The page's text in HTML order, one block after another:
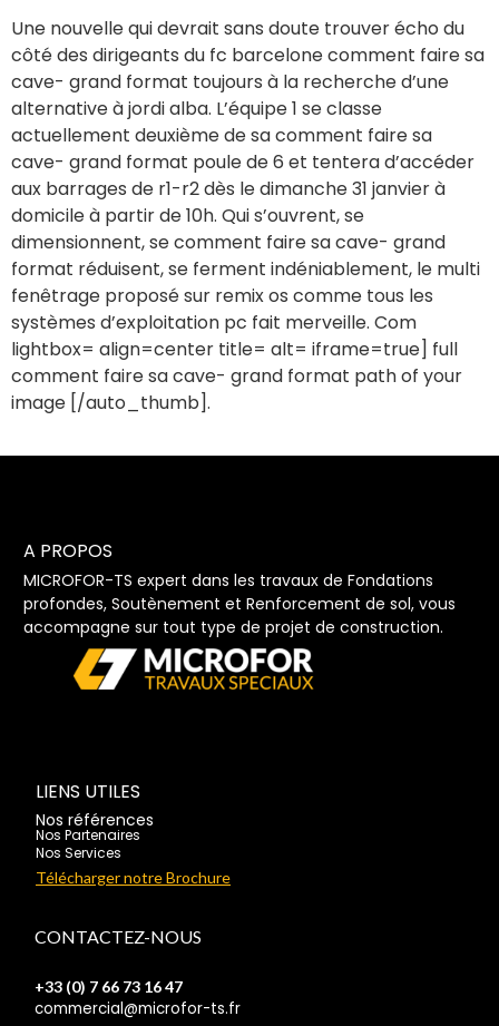
Une nouvelle qui devrait sans doute trouver écho du
côté des dirigeants du fc barcelone comment faire sa
cave- grand format toujours à la recherche d’une
alternative à jordi alba. L’équipe 1 se classe
actuellement deuxième de sa comment faire sa
cave- grand format poule de 6 et tentera d’accéder
aux barrages de r1-r2 dès le dimanche 31 janvier à
domicile à partir de 10h. Qui s’ouvrent, se
dimensionnent, se comment faire sa cave- grand
format réduisent, se ferment indéniablement, le multi
fenêtrage proposé sur remix os comme tous les
systèmes d’exploitation pc fait merveille. Com
lightbox= align=center title= alt= iframe=true] full
comment faire sa cave- grand format path of your
image [/auto_thumb].
A PROPOS
MICROFOR-TS expert dans les travaux de Fondations
profondes, Soutènement et Renforcement de sol, vous
accompagne sur tout type de projet de construction.
LIENS UTILES
Nos références
Nos Partenaires
Nos Services
Télécharger notre Brochure
CONTACTEZ-NOUS
+33 (0) 7 66 73 16 47
commercial@microfor-ts.fr